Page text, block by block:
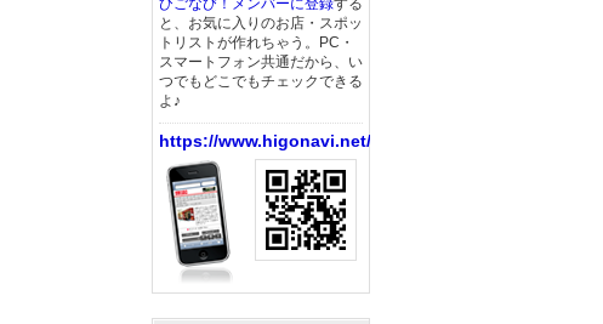
ひごなび！メンバーに登録する
と、お気に入りのお店・スポッ
トリストが作れちゃう。PC・
スマートフォン共通だから、い
つでもどこでもチェックできる
よ♪
https://www.higonavi.net/